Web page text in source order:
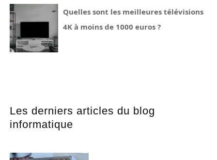
Quelles sont les meilleures télévisions
4K à moins de 1000 euros ?
Les derniers articles du blog
informatique